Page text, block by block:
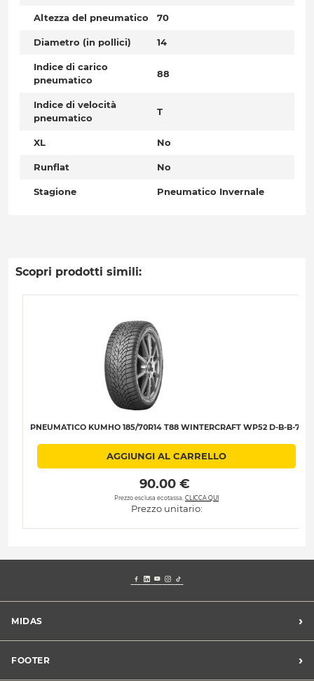
Altezza del pneumatico 70
Diametro (in pollici) 14
Indice di carico
pneumatico
88
Indice di velocità
pneumatico
T
XL No
Runflat No
Stagione Pneumatico Invernale
Scopri prodotti simili:
PNEUMATICO KUMHO 185/70R14 T88 WINTERCRAFT WP52 D-B-B-71
AGGIUNGI AL CARRELLO
90.00 €
Prezzo esclusa ecotassa. CLICCA QUI
Prezzo unitario:
MIDAS ›
Blog dell'automobilista
FOOTER ›